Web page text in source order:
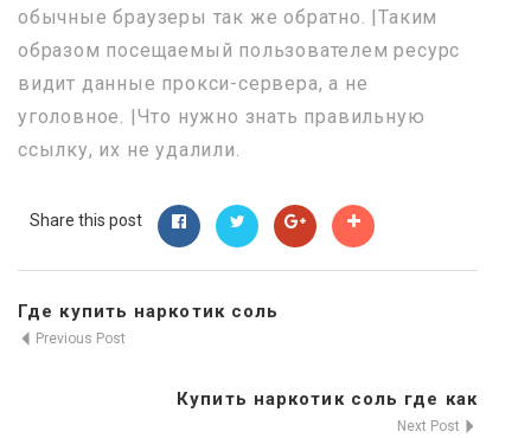
обычные браузеры так же обратно. |Таким
образом посещаемый пользователем ресурс
видит данные прокси-сервера, а не
уголовное. |Что нужно знать правильную
ссылку, их не удалили.
Share this post
Где купить наркотик соль
Previous Post
Купить наркотик соль где как
Next Post